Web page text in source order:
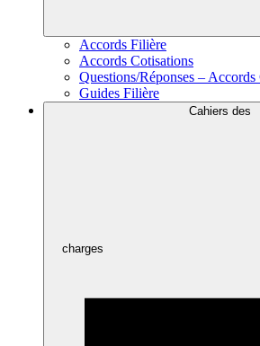
Accords Filière
Accords Cotisations
Questions/Réponses – Accords
Guides Filière
Cahiers des
charges